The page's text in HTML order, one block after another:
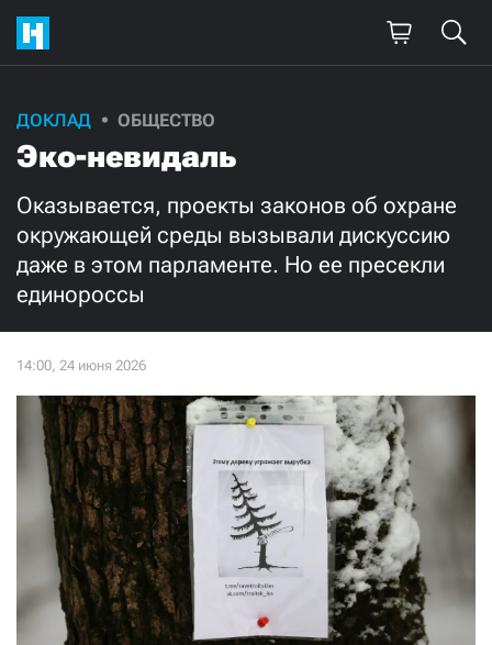
ДОКЛАД ОБЩЕСТВО
Эко-невидаль
Оказывается, проекты законов об охране
окружающей среды вызывали дискуссию
даже в этом парламенте. Но ее пресекли
единороссы
Поддержите
нашу работу!
Ежемесячно Разово
3000 1000
Нажимая кнопку «Стать соучастником»,
я принимаю условия и подтверждаю свое гражданство РФ
СТАТЬ СОУЧАСТНИКОМ
ПОДЕЛИТЬСЯ С ДРУЗЬЯМИ
Если у вас есть вопросы, пишите donate@novayagazeta.ru
звоните:
+7 (929) 612-03-68